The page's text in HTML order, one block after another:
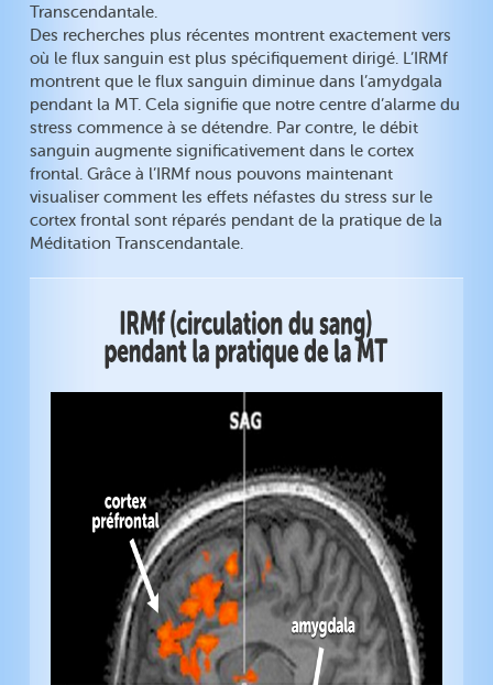
Transcendantale.
Des recherches plus récentes montrent exactement vers
où le flux sanguin est plus spécifiquement dirigé. L’IRMf
montrent que le flux sanguin diminue dans l’amydgala
pendant la MT. Cela signifie que notre centre d’alarme du
stress commence à se détendre. Par contre, le débit
sanguin augmente significativement dans le cortex
frontal. Grâce à l’IRMf nous pouvons maintenant
visualiser comment les effets néfastes du stress sur le
cortex frontal sont réparés pendant de la pratique de la
Méditation Transcendantale.